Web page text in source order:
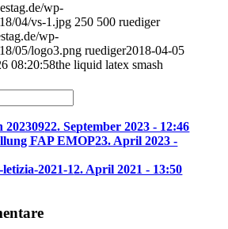
wp-
04/vs-1.jpg 250 500 ruediger
wp-
05/logo3.png ruediger2018-04-05
08:20:58the liquid latex smash
20230922. September 2023 - 12:46
FAP EMOP23. April 2023 -
2021-12. April 2021 - 13:50